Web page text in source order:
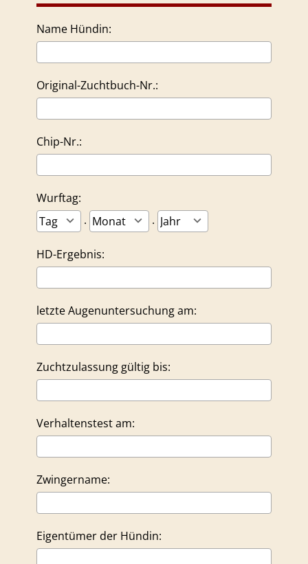
Name Hündin:
Original-Zuchtbuch-Nr.:
Chip-Nr.:
Wurftag:
.
.
HD-Ergebnis:
letzte Augenuntersuchung am:
Zuchtzulassung gültig bis:
Verhaltenstest am:
Zwingername:
Eigentümer der Hündin: